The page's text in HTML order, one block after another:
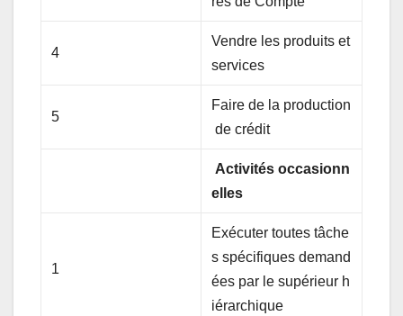
4
Vendre les produits et
services
5
Faire de la production
de crédit
Activités occasionn
elles
1
Exécuter toutes tâche
s spécifiques demand
ées par le supérieur h
iérarchique